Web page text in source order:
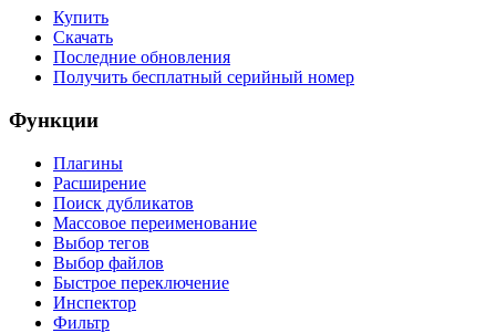
Купить
Скачать
Последние обновления
Получить бесплатный серийный номер
Функции
Плагины
Расширение
Поиск дубликатов
Массовое переименование
Выбор тегов
Выбор файлов
Быстрое переключение
Инспектор
Фильтр